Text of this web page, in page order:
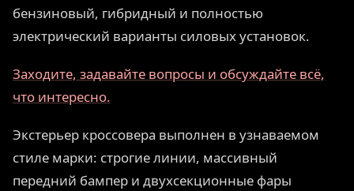
бензиновый, гибридный и полностью
электрический варианты силовых установок.
Заходите, задавайте вопросы и обсуждайте всё,
что интересно.
Экстерьер кроссовера выполнен в узнаваемом
стиле марки: строгие линии, массивный
передний бампер и двухсекционные фары